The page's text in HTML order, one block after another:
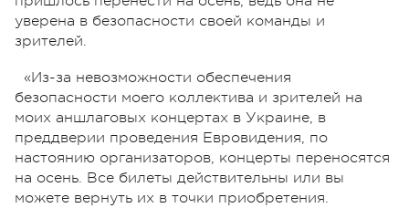
уверена в безопасности своей команды и
зрителей.
«Из-за невозможности обеспечения
безопасности моего коллектива и зрителей на
моих аншлаговых концертах в Украине, в
преддверии проведения Евровидения, по
настоянию организаторов, концерты переносятся
на осень. Все билеты действительны или вы
можете вернуть их в точки приобретения.